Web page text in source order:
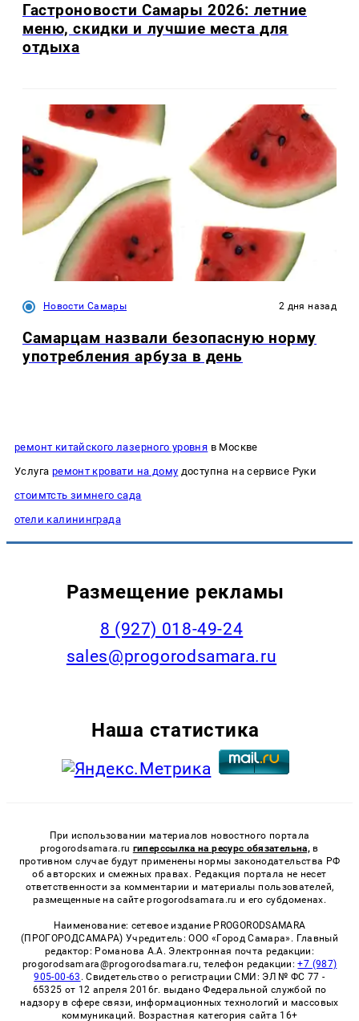
Гастроновости Самары 2026: летние
меню, скидки и лучшие места для
отдыха
Новости Самары 2 дня назад
Самарцам назвали безопасную норму
употребления арбуза в день
ремонт китайского лазерного уровня в Москве
Услуга ремонт кровати на дому доступна на сервисе Руки
стоимтсть зимнего сада
отели калининграда
Размещение рекламы
8 (927) 018-49-24
sales@progorodsamara.ru
Наша статистика
При использовании материалов новостного портала
progorodsamara.ru гиперссылка на ресурс обязательна, в
противном случае будут применены нормы законодательства РФ
об авторских и смежных правах. Редакция портала не несет
ответственности за комментарии и материалы пользователей,
размещенные на сайте progorodsamara.ru и его субдоменах.
Наименование: сетевое издание PROGORODSAMARA
(ПРОГОРОДСАМАРА) Учредитель: ООО «Город Самара». Главный
редактор: Романова А.А. Электронная почта редакции:
progorodsamara@progorodsamara.ru, телефон редакции:+7 (987)
905-00-63 . Свидетельство о регистрации СМИ: ЭЛ № ФС 77 -
65325 от 12 апреля 2016г. выдано Федеральной службой по
надзору в сфере связи, информационных технологий и массовых
коммуникаций. Возрастная категория сайта 16+